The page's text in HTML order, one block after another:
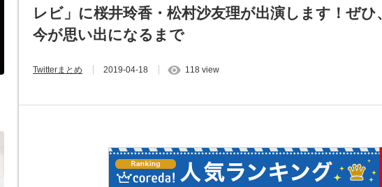
Warning : Attempt to read property "parent" on null in
レビ」に桜井玲香・松村沙友理が出演します！ぜ
今が思い出になるまで
Twitterまとめ 2019-04-18 118 view